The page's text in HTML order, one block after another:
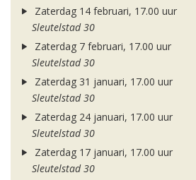
Zaterdag 14 februari, 17.00 uur
Sleutelstad 30
Zaterdag 7 februari, 17.00 uur
Sleutelstad 30
Zaterdag 31 januari, 17.00 uur
Sleutelstad 30
Zaterdag 24 januari, 17.00 uur
Sleutelstad 30
Zaterdag 17 januari, 17.00 uur
Sleutelstad 30